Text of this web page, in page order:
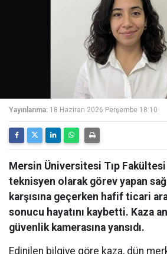
Yayınlanma: 18 Haziran 2026 Perşembe 18:10
Mersin Üniversitesi Tıp
teknisyen olarak görev yapan
karşısına geçerken hafif ticari
sonucu hayatını kaybetti. Kaza
güvenlik kamerasına yansıdı.
Edinilen bilgiye göre kaza, dün